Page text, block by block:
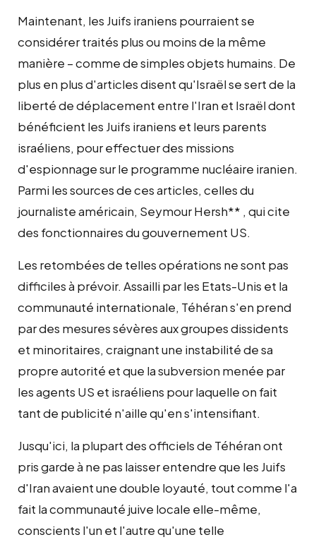
Maintenant, les Juifs iraniens pourraient se
considérer traités plus ou moins de la même
manière – comme de simples objets humains. De
plus en plus d'articles disent qu'Israël se sert de la
liberté de déplacement entre l'Iran et Israël dont
bénéficient les Juifs iraniens et leurs parents
israéliens, pour effectuer des missions
d'espionnage sur le programme nucléaire iranien.
Parmi les sources de ces articles, celles du
journaliste américain, Seymour Hersh** , qui cite
des fonctionnaires du gouvernement US.
Les retombées de telles opérations ne sont pas
difficiles à prévoir. Assailli par les Etats-Unis et la
communauté internationale, Téhéran s'en prend
par des mesures sévères aux groupes dissidents
et minoritaires, craignant une instabilité de sa
propre autorité et que la subversion menée par
les agents US et israéliens pour laquelle on fait
tant de publicité n'aille qu'en s'intensifiant.
Jusqu'ici, la plupart des officiels de Téhéran ont
pris garde à ne pas laisser entendre que les Juifs
d'Iran avaient une double loyauté, tout comme l'a
fait la communauté juive locale elle-même,
conscients l'un et l'autre qu'une telle